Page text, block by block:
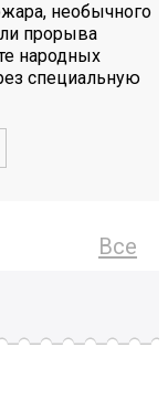
необычного
прорыва
народных
специальную
Все